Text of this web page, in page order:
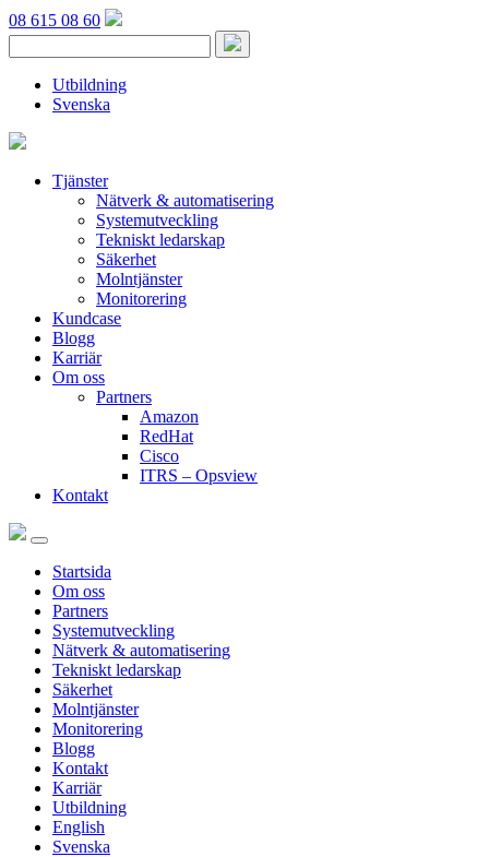
08 615 08 60
Utbildning
Svenska
Tjänster
Nätverk & automatisering
Systemutveckling
Tekniskt ledarskap
Säkerhet
Molntjänster
Monitorering
Kundcase
Blogg
Karriär
Om oss
Partners
Amazon
RedHat
Cisco
ITRS – Opsview
Kontakt
Startsida
Om oss
Partners
Systemutveckling
Nätverk & automatisering
Tekniskt ledarskap
Säkerhet
Molntjänster
Monitorering
Blogg
Kontakt
Karriär
Utbildning
English
Svenska